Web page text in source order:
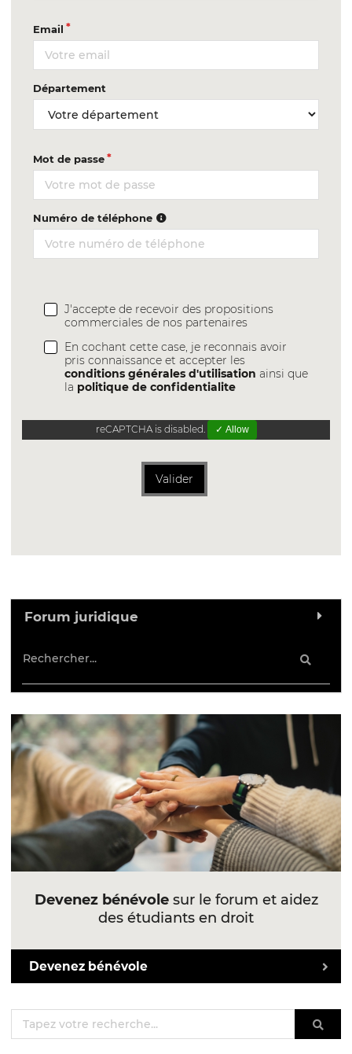
Email
Département
Mot de passe
Numéro de téléphone
J'accepte de recevoir des propositions
commerciales de nos partenaires
En cochant cette case, je reconnais avoir
pris connaissance et accepter les
conditions générales d'utilisation ainsi que
la politique de confidentialite
reCAPTCHA is disabled. ✓ Allow
Valider
Forum juridique
Devenez bénévolesur le forum et aidez
des étudiants en droit
Devenez bénévole